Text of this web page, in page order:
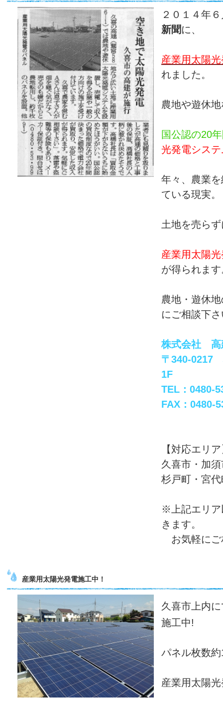
２０１４年
新聞に、
産業用太陽
れました。
農地や遊休
国公認の20
光発電システ
年々、農業
ている現実。
土地を売ら
産業用太陽
が得られま
農地・遊休
にご相談下
株式会社 高
〒340-0217
1F
TEL：0480-
FAX：0480-
【対応エリ
久喜市・加
杉戸町・宮
※上記エリア
きます。
お気軽にご
産業用太陽光発電施工中！
久喜市上内
施工中!
パネル枚数
産業用太陽